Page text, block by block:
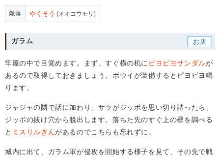
敵落 やくそう (オオコウモリ)
ガラム
牢屋の中で目覚めます。まず、すぐ横の机に ピヨピヨサンダルが
あるので取得しておきましょう。ボウイが装備するとピヨピヨ鳴
ります。
ジャジャの隣で話に加わり、サラがジッポを思い切り詰ったら、
ジッポの抜け穴から脱出します。落ちた先のすぐ上の壁を調べる
と ミスリルぎんがあるのでこちらも忘れずに。
城内に出て、ガラム軍が侵攻を開始する様子を見て、その先で戦